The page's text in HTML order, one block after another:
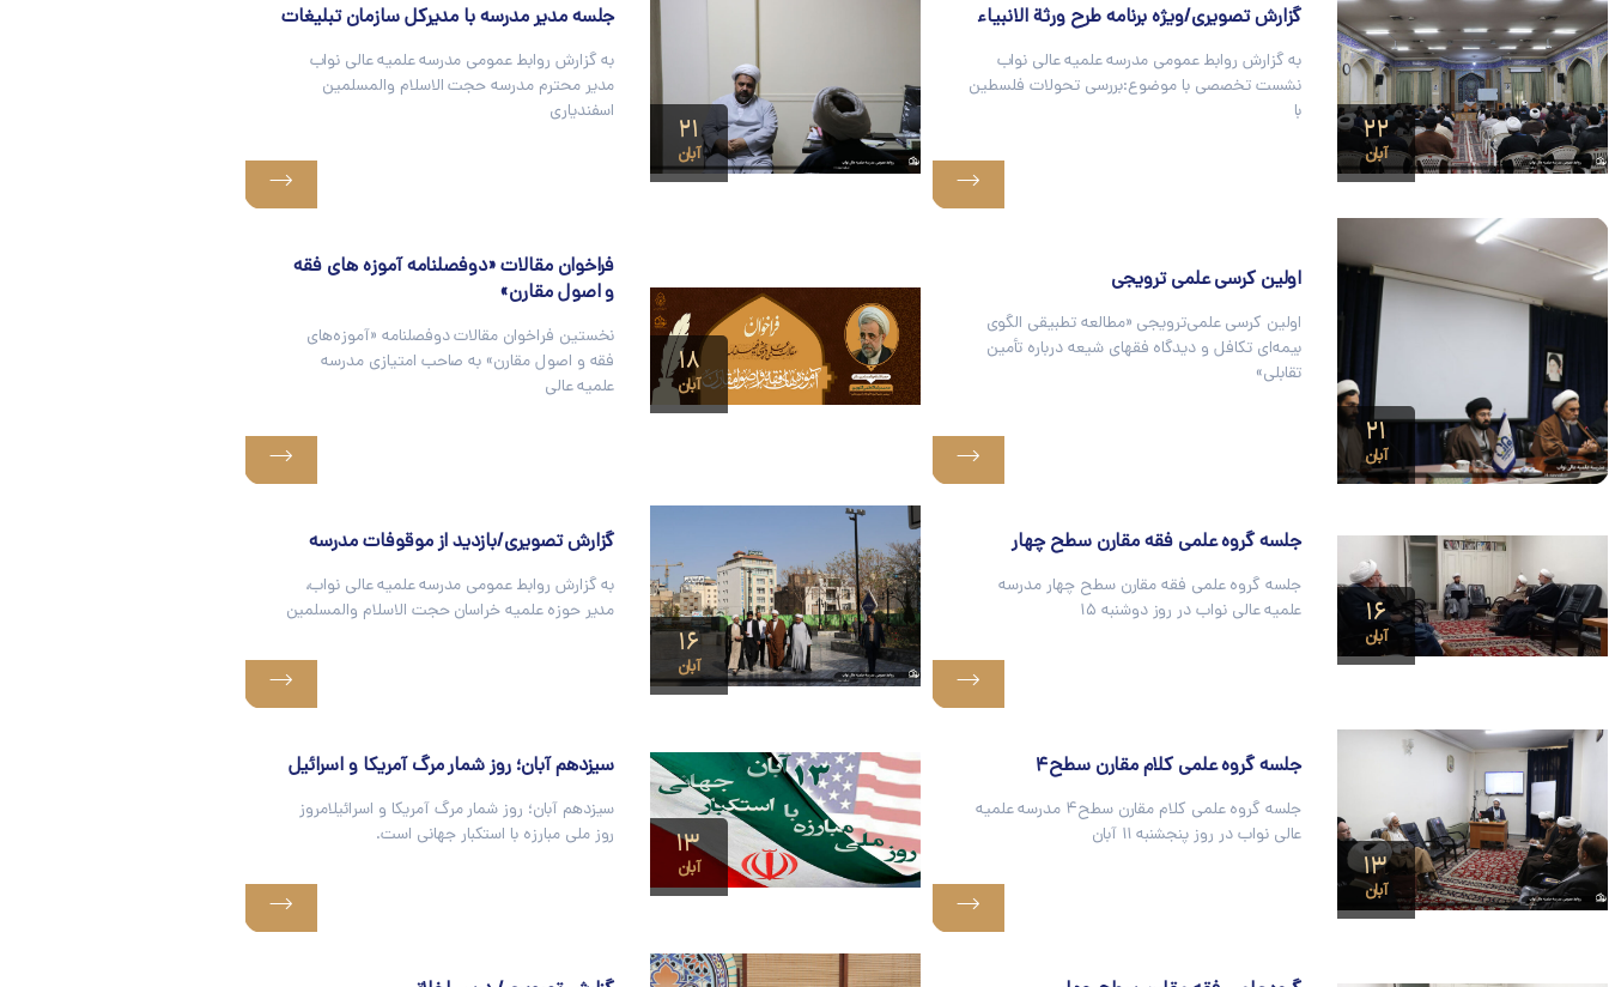
۲۲
آبان
گزارش تصویری/ویژه برنامه طرح ورثة الانبیاء
به گزارش روابط عمومی مدرسه علمیه عالی نواب
نشست تخصصی با موضوع:بررسی تحولات فلسطین
با
۲۱
آبان
جلسه مدیر مدرسه با مدیرکل سازمان تبلیغات
به گزارش روابط عمومی مدرسه علمیه عالی نواب
مدیر محترم مدرسه حجت الاسلام والمسلمین
اسفندیاری
۲۱
آبان
اولین کرسی علمی ترویجی
اولین کرسی علمی‌ترویجی «مطالعه تطبیقی الگوی
بیمه‌ای تکافل و دیدگاه فقهای شیعه درباره تأمین
تقابلی»
۱۸
آبان
فراخوان مقالات «دوفصلنامه آموزه های فقه
و اصول مقارن»
نخستین فراخوان مقالات دوفصلنامه «آموزه‌های
فقه و اصول مقارن» به صاحب امتیازی مدرسه
علمیه عالی
۱۶
آبان
جلسه گروه علمی فقه مقارن سطح چهار
جلسه گروه علمی فقه مقارن سطح چهار مدرسه
علمیه عالی نواب در روز دوشنبه ۱۵
۱۶
آبان
گزارش تصویری/بازدید از موقوفات مدرسه
به گزارش روابط عمومی مدرسه علمیه عالی نواب،
مدیر حوزه علمیه خراسان حجت الاسلام والمسلمین
۱۳
آبان
جلسه گروه علمی کلام مقارن سطح۴
جلسه گروه علمی کلام مقارن سطح۴ مدرسه علمیه
عالی نواب در روز پنجشنبه ۱۱ آبان
۱۳
آبان
سیزدهم آبان؛ روز شمار مرگ آمریکا و اسرائیل
سیزدهم آبان؛ روز شمار مرگ آمریکا و اسرائیلامروز
روز ملی مبارزه با استکبار جهانی است.